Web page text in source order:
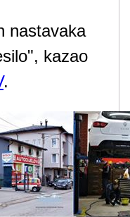
nastavaka
kazao
.